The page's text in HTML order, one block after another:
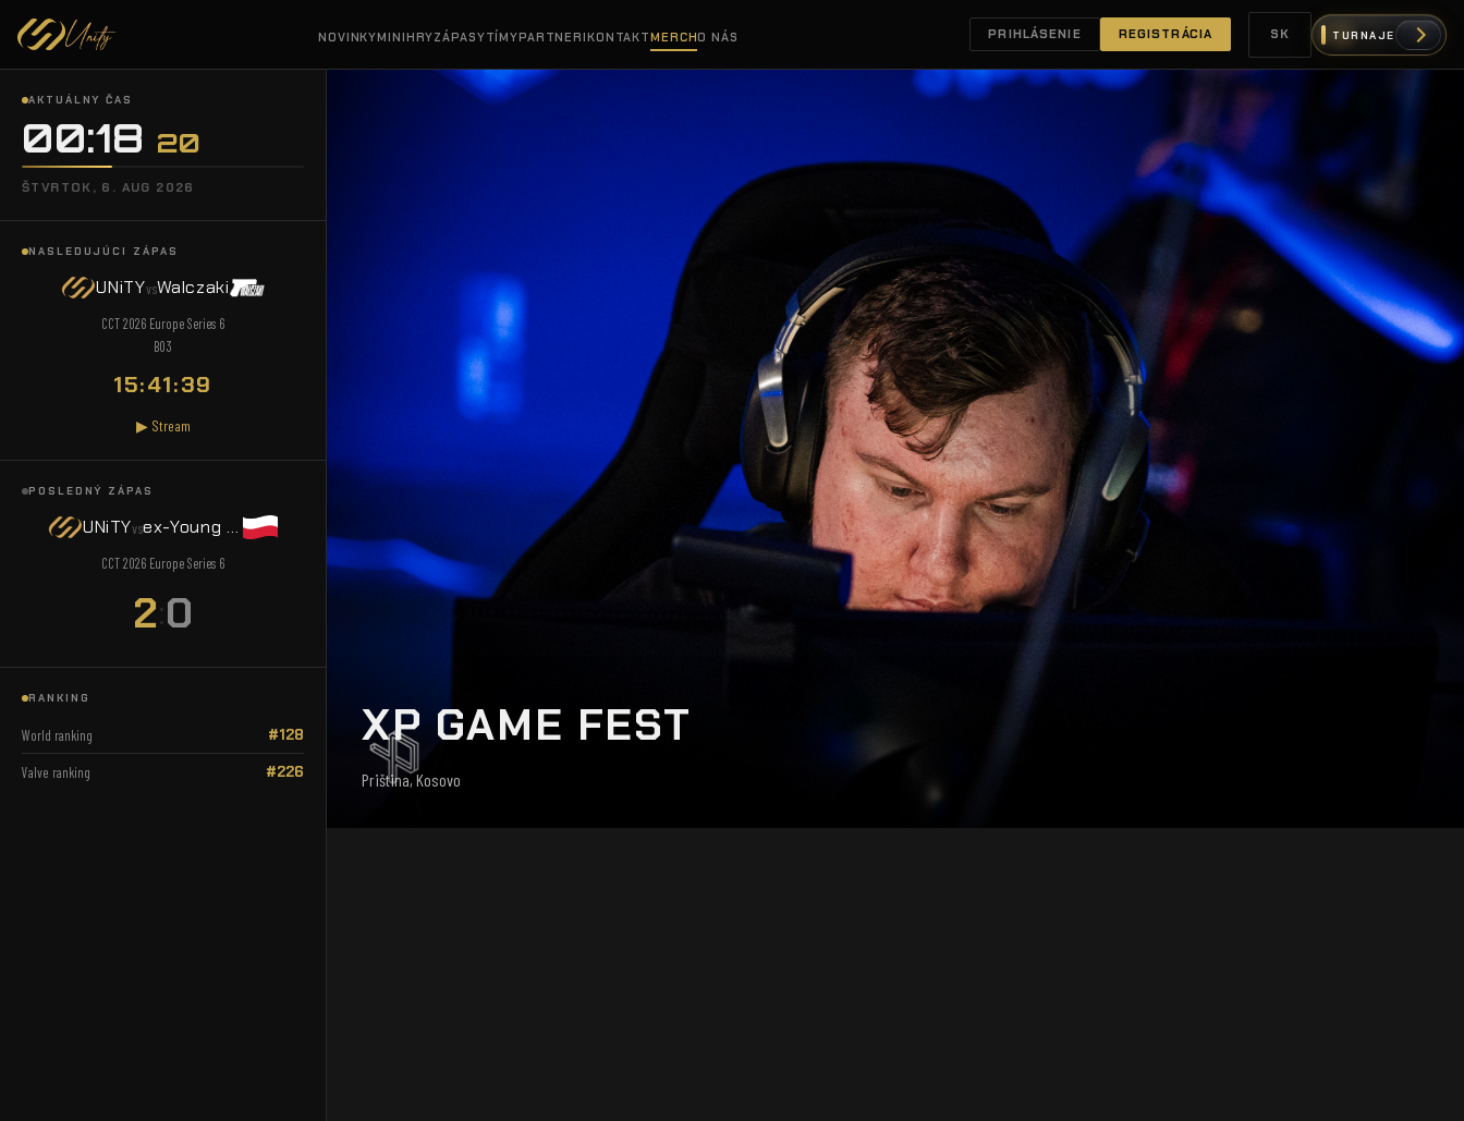
NOVINKYMINIHRYZÁPASYTÍMYPARTNERIKONTAKTMERCHO NÁS PRIHLÁSENIE REGISTRÁCIA SK TURNAJE
AKTUÁLNY ČAS
00:18 21
ŠTVRTOK, 6. AUG 2026
NASLEDUJÚCI ZÁPAS
UNiTYvsWalczaki
CCT 2026 Europe Series 6
BO3
15:41:38
▶ Stream
POSLEDNÝ ZÁPAS
UNiTYvs ex-Young Ninjas
CCT 2026 Europe Series 6
2:0
RANKING
World ranking #128
Valve ranking #226
XP GAME FEST
Priština, Kosovo